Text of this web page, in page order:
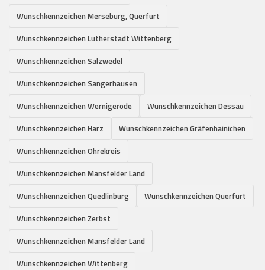
Wunschkennzeichen Merseburg, Querfurt
Wunschkennzeichen Lutherstadt Wittenberg
Wunschkennzeichen Salzwedel
Wunschkennzeichen Sangerhausen
Wunschkennzeichen Wernigerode
Wunschkennzeichen Dessau
Wunschkennzeichen Harz
Wunschkennzeichen Gräfenhainichen
Wunschkennzeichen Ohrekreis
Wunschkennzeichen Mansfelder Land
Wunschkennzeichen Quedlinburg
Wunschkennzeichen Querfurt
Wunschkennzeichen Zerbst
Wunschkennzeichen Mansfelder Land
Wunschkennzeichen Wittenberg